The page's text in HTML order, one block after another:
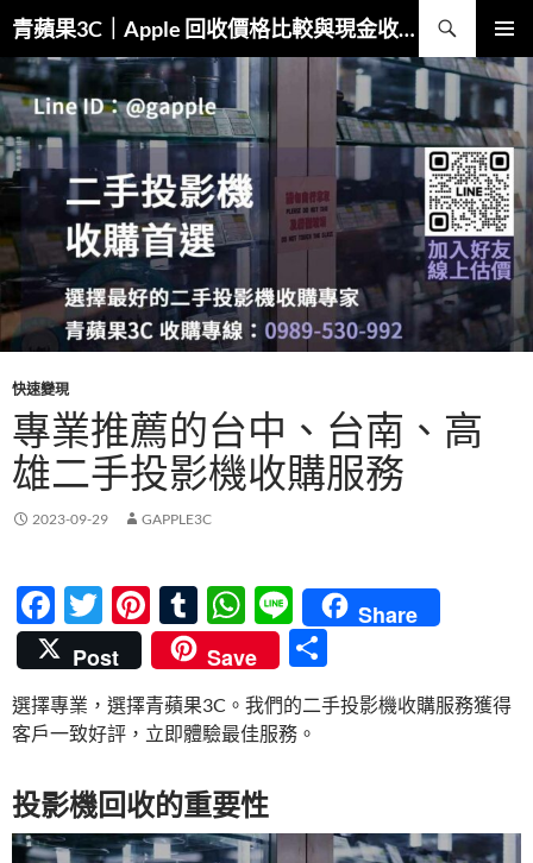
至
主
要
內
容
青蘋果3C｜Apple 回收價格比較與現金收購
搜
尋
主要選單
快速變現
專業推薦的台中、台南、高
雄二手投影機收購服務
2023-09-29 GAPPLE3C
F
ac
e
b
o
o
k
T
w
itt
er
Pi
nt
er
es
t
T
u
m
bl
r
W
h
at
s
A
p
p
Li
n
e
Share
Post
Save
享
選擇專業，選擇青蘋果3C。我們的二手投影機收購服務獲得
客戶一致好評，立即體驗最佳服務。
投影機回收的重要性